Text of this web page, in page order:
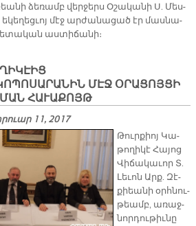
ձե­ռամբ վեր­ջերս Օ­շա­կա­նի Ս. Մես­
մէջ ար­ժա­նա­ցած էր մաս­նա­
աս­տի­ճա­նի։
ՄԷՋ ՕՐԱՑՈՅՑԻ
ՀԱՒԱՔՈՅԹ
11, 2017
Թուր­քիոյ Կա­
թո­ղի­կէ Հա­յոց
Վի­ճա­կա­ւոր Տ.
Լե­ւոն Արք. Զէ­
քիեա­նի օրհ­նու­
թեամբ, ա­ռաջ­
նոր­դու­թիւ­նը